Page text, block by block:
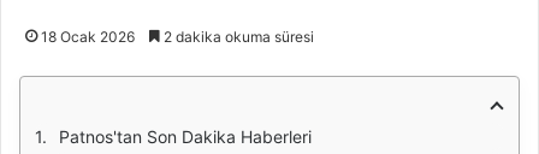
18 Ocak 2026 2 dakika okuma süresi
Patnos'tan Son Dakika Haberleri